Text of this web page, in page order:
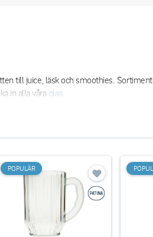
till juice, läsk och smoothies.
in alla våra glas.
POPULÄR